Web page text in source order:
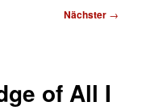
Nächster →
of All I